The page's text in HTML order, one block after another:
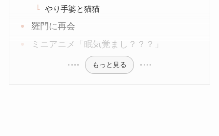
やり手婆と猫猫
羅門に再会
ミニアニメ「眠気覚まし？？？」
もっと見る